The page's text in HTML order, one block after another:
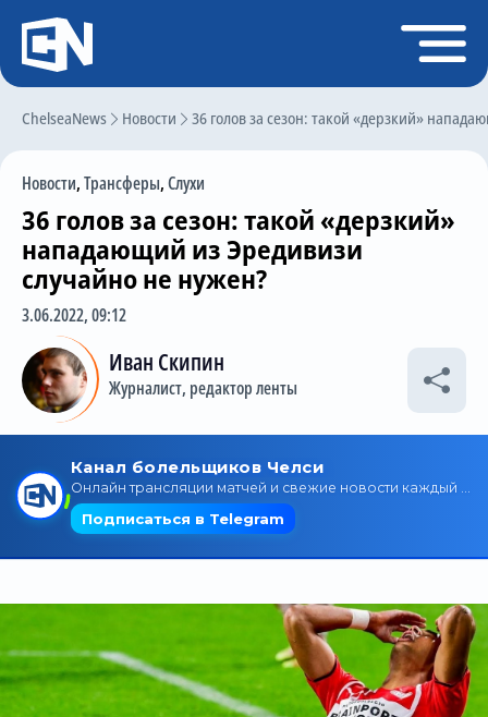
ChelseaNews Новости 36 голов за сезон: такой «дерзкий»
Новости,Трансферы,Слухи
36 голов за сезон: такой «дерзкий»
нападающий из Эредивизи
случайно не нужен?
3.06.2022, 09:12
Иван Скипин
Журналист, редактор ленты
Регистрация
Главная
Чат
Трансферы
Слухи
История Челси
Статистика
Календарь игр
Поиск по сайту
Трансляции
О сайте
Контакты